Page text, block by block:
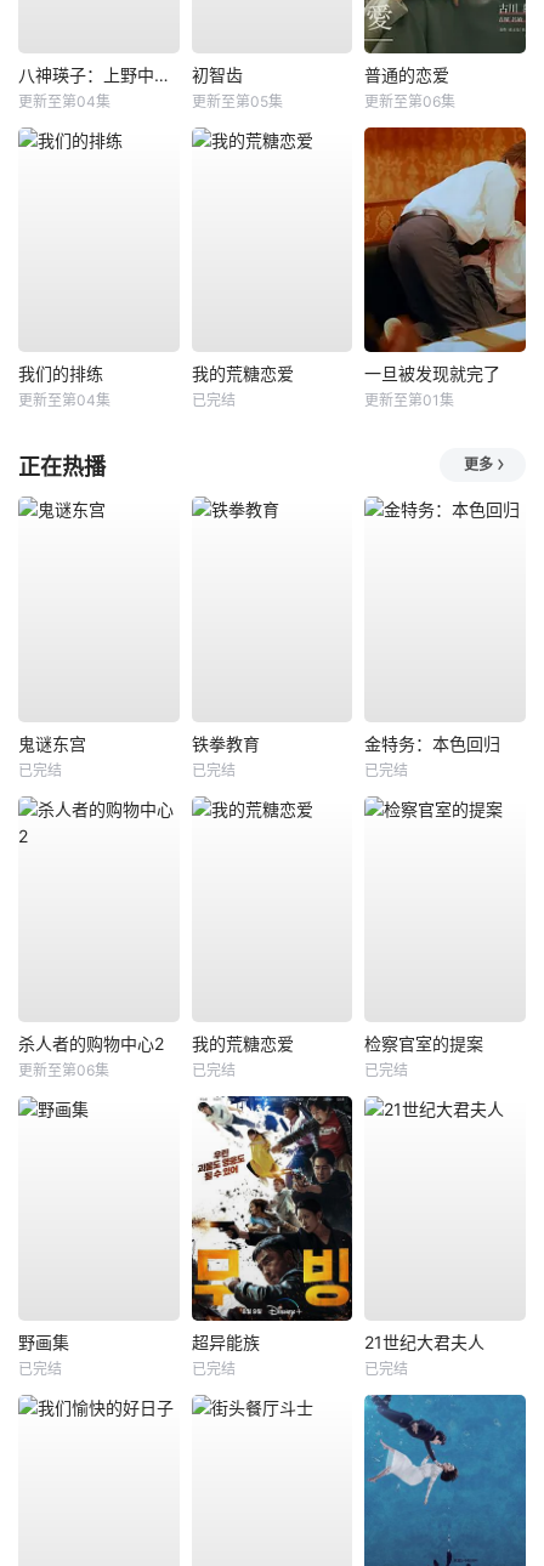
八神瑛子：上野中央署组织犯罪对策课
更新至第04集
初智齿
更新至第05集
普通的恋爱
更新至第06集
我们的排练
更新至第04集
我的荒糖恋爱
已完结
一旦被发现就完了
更新至第01集
正在热播 更多
鬼谜东宫
已完结
铁拳教育
已完结
金特务：本色回归
已完结
杀人者的购物中心2
更新至第06集
我的荒糖恋爱
已完结
检察官室的提案
已完结
野画集
已完结
超异能族
已完结
21世纪大君夫人
已完结